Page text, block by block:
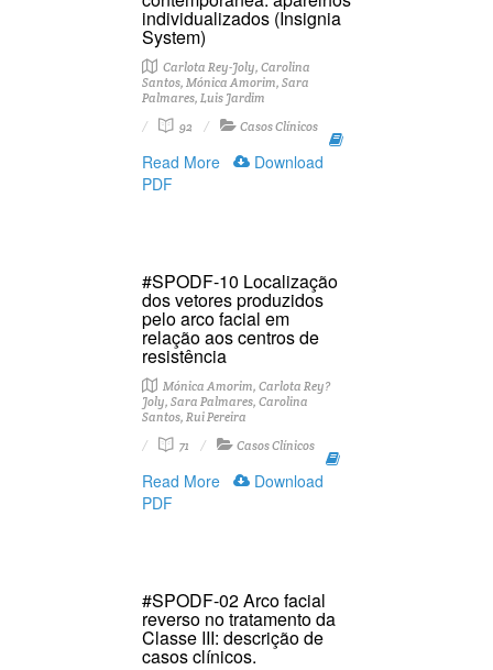
individualizados (Insignia
System)
Carlota Rey-Joly, Carolina
Santos, Mónica Amorim, Sara
Palmares, Luis Jardim
92
Casos Clínicos
Read More
Download
PDF
#SPODF-10 Localização
dos vetores produzidos
pelo arco facial em
relação aos centros de
resistência
Mónica Amorim, Carlota Rey?
Joly, Sara Palmares, Carolina
Santos, Rui Pereira
71
Casos Clínicos
Read More
Download
PDF
#SPODF-02 Arco facial
reverso no tratamento da
Classe III: descrição de
casos clínicos.